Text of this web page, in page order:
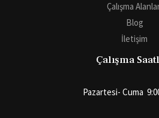
Çalışma
Blog
İletişim
Çalışma
Pazartesi- Cuma